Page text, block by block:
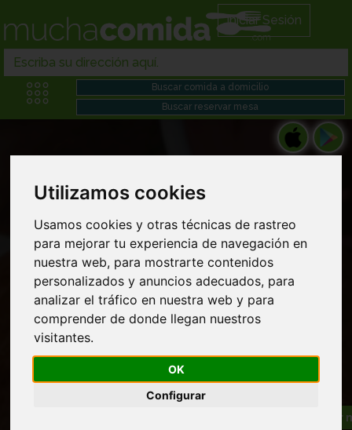
Utilizamos cookies
Usamos cookies y otras técnicas de rastreo
para mejorar tu experiencia de navegación en
nuestra web, para mostrarte contenidos
personalizados y anuncios adecuados, para
analizar el tráfico en nuestra web y para
comprender de donde llegan nuestros
visitantes.
OK
Configurar
Iniciar Sesión
Restaurantes kebab en Comida francesa
domicilio cerca de mi